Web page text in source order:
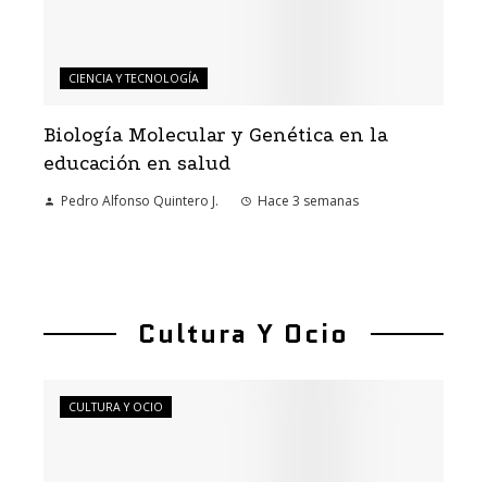
CIENCIA Y TECNOLOGÍA
Biología Molecular y Genética en la
educación en salud
Pedro Alfonso Quintero J. Hace 3 semanas
Cultura Y Ocio
CULTURA Y OCIO